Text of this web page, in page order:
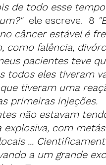
de todo esse
ele escreve.  8
câncer estável é
como falência,
pacientes teve
todos eles tiveram
tiveram uma
primeiras injeções.
não estavam
com
...
a um grande